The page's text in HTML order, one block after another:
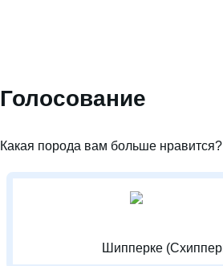
Голосование
Какая порода вам больше
Шипперке